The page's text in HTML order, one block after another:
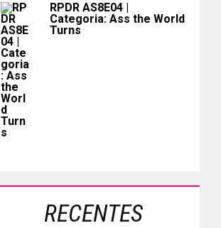
RPDR AS8E04 |
Categoria: Ass the World
Turns
RECENTES